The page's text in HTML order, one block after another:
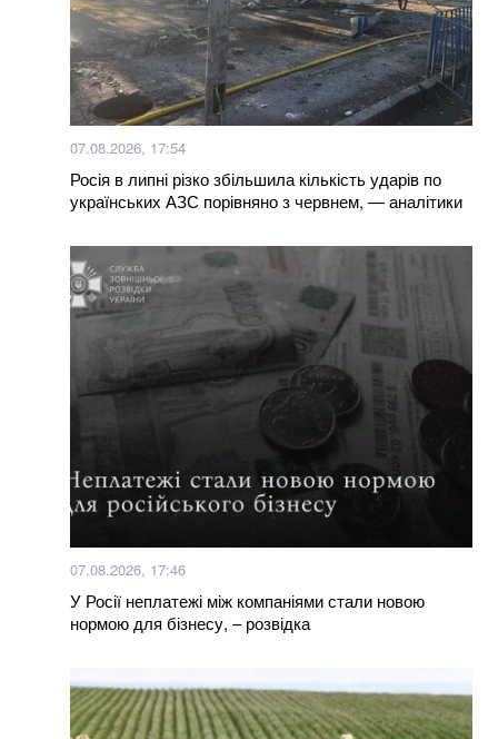
Вже 24 серпня українці отримають грошову
допомогу: хто у списку
Окупанти завдали удару по мосту у Чернігівській
області: деталі
Уряд розширив повноваження військкоматів: що
тепер можуть ТЦК
Більше новин
07.08.2026, 17:54
Росія в липні різко збільшила кількість ударів по
українських АЗС порівняно з червнем, — аналітики
07.08.2026, 17:46
У Росії неплатежі між компаніями стали новою
нормою для бізнесу, – розвідка